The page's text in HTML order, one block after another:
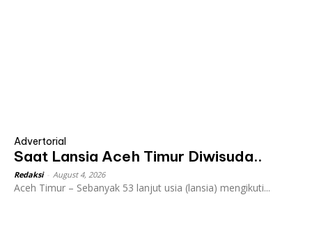
Advertorial
Saat Lansia Aceh Timur Diwisuda..
Redaksi August 4, 2026
Aceh Timur – Sebanyak 53 lanjut usia (lansia) mengikuti...